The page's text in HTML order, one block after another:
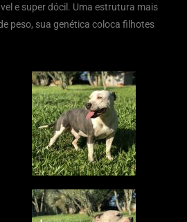
e super dócil. Uma estrutura mais
peso, sua genética coloca filhotes